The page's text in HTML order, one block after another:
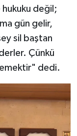
hukuku değil;
gün gelir,
sil baştan
Çünkü
dedi.